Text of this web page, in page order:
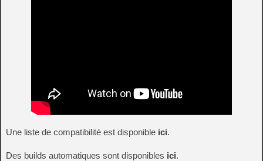
Une liste de compatibilité est disponible ici.
Des builds automatiques sont disponibles ici.